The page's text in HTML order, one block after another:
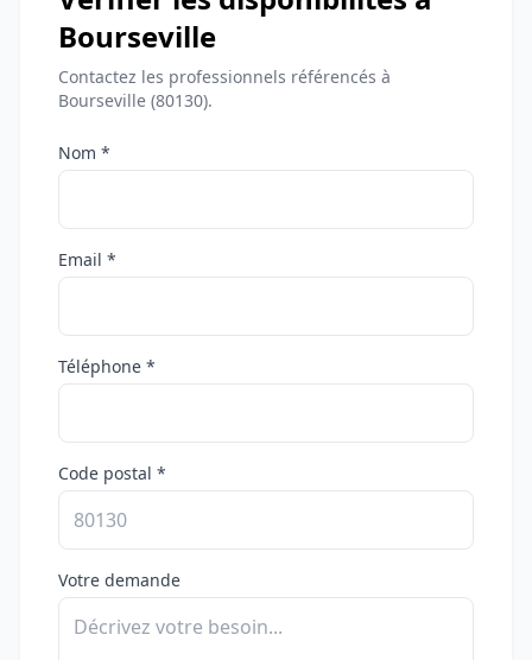
Bourseville
Contactez les professionnels référencés à
Bourseville (80130).
Nom *
Email *
Téléphone *
Code postal *
Votre demande